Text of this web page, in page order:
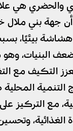
والحضري هي
جهة بني ملال
هشاشة بيئيًا،
وضعف البنيات،
التكيف مع
التنمية
مع التركيز
الغذائية،